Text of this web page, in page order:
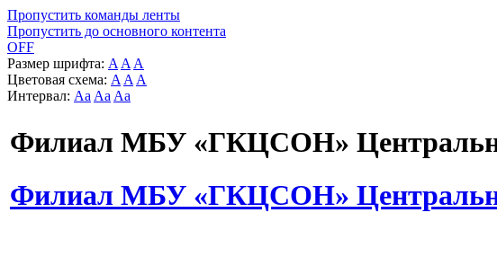
Пропустить команды ленты
Пропустить до основного контента
OFF
Размер шрифта: A A A
Цветовая схема: A A A
Интервал: Aa Aa Aa
Филиал МБУ «ГКЦСОН»
Филиал МБУ «ГКЦСОН»